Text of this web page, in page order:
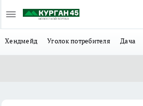
Хендмейд Уголок потребителя Дача